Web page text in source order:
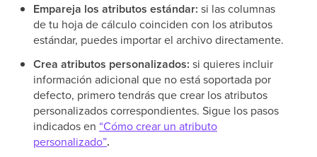
Empareja los atributos estándar: si las columnas
de tu hoja de cálculo coinciden con los atributos
estándar, puedes importar el archivo directamente.
Crea atributos personalizados: si quieres incluir
información adicional que no está soportada por
defecto, primero tendrás que crear los atributos
personalizados correspondientes. Sigue los pasos
indicados en “Cómo crear un atributo
personalizado”.